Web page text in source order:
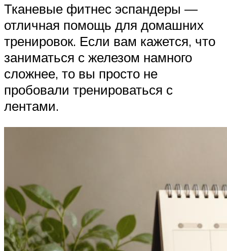
Тканевые фитнес эспандеры —
отличная помощь для домашних
тренировок. Если вам кажется, что
заниматься с железом намного
сложнее, то вы просто не
пробовали тренироваться с
лентами.